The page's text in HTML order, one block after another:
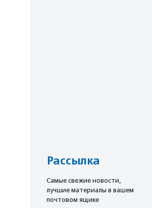
Рассылка
Cамые свежие новости,
лучшие материалы в вашем
почтовом ящике